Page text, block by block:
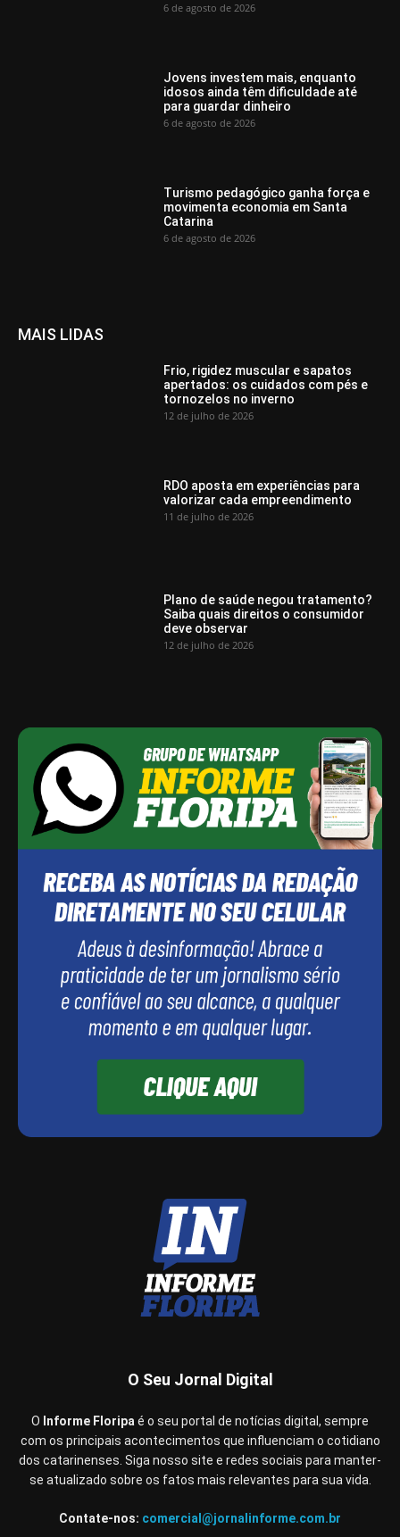
6 de agosto de 2026
Jovens investem mais, enquanto
idosos ainda têm dificuldade até
para guardar dinheiro
6 de agosto de 2026
Turismo pedagógico ganha força e
movimenta economia em Santa
Catarina
6 de agosto de 2026
MAIS LIDAS
Frio, rigidez muscular e sapatos
apertados: os cuidados com pés e
tornozelos no inverno
12 de julho de 2026
RDO aposta em experiências para
valorizar cada empreendimento
11 de julho de 2026
Plano de saúde negou tratamento?
Saiba quais direitos o consumidor
deve observar
12 de julho de 2026
O Seu Jornal Digital
O Informe Floripaé o seu portal de notícias digital, sempre
com os principais acontecimentos que influenciam o cotidiano
dos catarinenses. Siga nosso site e redes sociais para manter-
se atualizado sobre os fatos mais relevantes para sua vida.
Contate-nos: comercial@jornalinforme.com.br